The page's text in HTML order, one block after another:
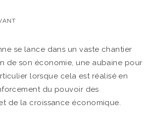
se lance dans un vaste chantier
de son économie, une aubaine pour
lorsque cela est réalisé en
du pouvoir des
de la croissance économique.